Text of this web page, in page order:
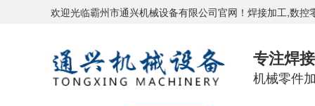
欢迎光临霸州市通兴机械设备有限公司官网！焊接加工,数控
专注焊
机械零件